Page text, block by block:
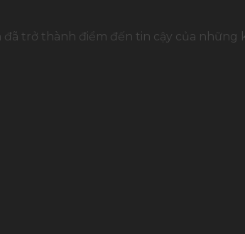
trở thành điểm đến tin cậy của